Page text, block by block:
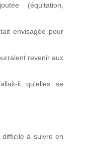
(équitation,
envisagée pour
revenir aux
il qu’elles se
à suivre en